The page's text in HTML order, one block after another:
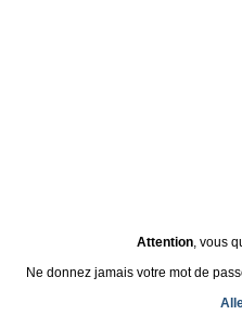
Attention, vous
Ne donnez jamais votre mot de